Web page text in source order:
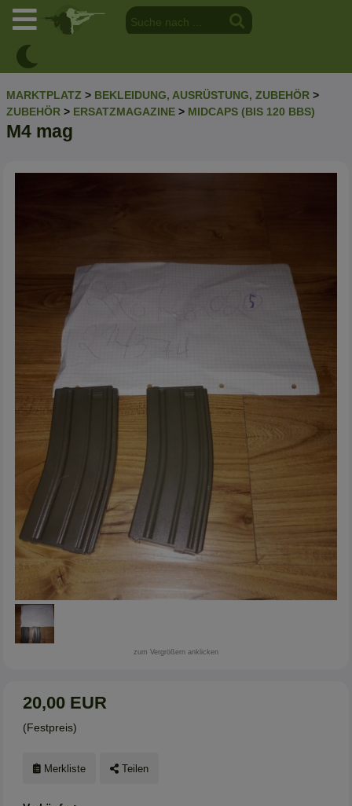
MARKTPLATZ > BEKLEIDUNG, AUSRÜSTUNG, ZUBEHÖR >
ZUBEHÖR > ERSATZMAGAZINE > MIDCAPS (BIS 120 BBS)
M4 mag
zum Vergrößern anklicken
20,00 EUR
(Festpreis)
Merkliste Teilen